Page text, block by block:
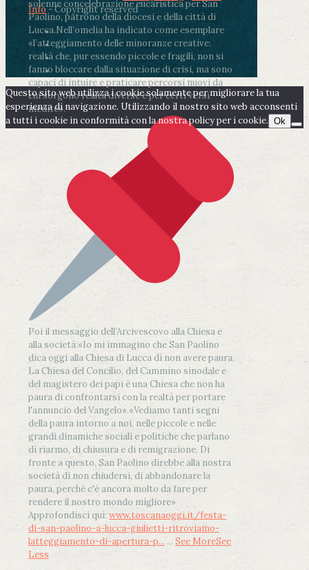
solenne concelebrazione eucaristica per San
Paolino, patrono della diocesi e della città di
Lucca.Nell’omelia ha indicato come esemplare
«l’atteggiamento delle minoranze creative:
realtà che, pur essendo piccole e fragili, non si
fanno bloccare dalla situazione di crisi, ma sono
capaci di intuire e praticare percorsi nuovi da
cui sorgono realtà diverse e per certi versi
inedite».
Poi il messaggio dell’Arcivescovo alla Chiesa e
alla società:«Io mi immagino che San Paolino
dica oggi alla Chiesa di Lucca di non avere paura.
La Chiesa del Concilio, del Cammino sinodale e
del magistero dei papi è una Chiesa che non ha
paura di confrontarsi con la realtà per portare
l'annuncio del Vangelo».«Vediamo tanti segni
della paura intorno a noi, nelle piccole e nelle
grandi dinamiche sociali e politiche che parlano
di riarmo, di chiusura e di remigrazione. Di
fronte a questo, San Paolino direbbe alla nostra
società di non chiudersi, di abbandonare la
paura, perché c'è ancora molto da fare per
rendere il nostro mondo migliore»
Approfondisci qui: www.toscanaoggi.it/festa-
di-san-paolino-a-lucca-giulietti-ritroviamo-
latteggiamento-di-apertura-p... ... See MoreSee
Less
Info- Copyright reserved
Questo sito web utilizza i cookie solamente per migliorare la tua
esperienza di navigazione. Utilizzando il nostro sito web acconsenti
a tutti i cookie in conformità con la nostra policy per i cookie. Ok